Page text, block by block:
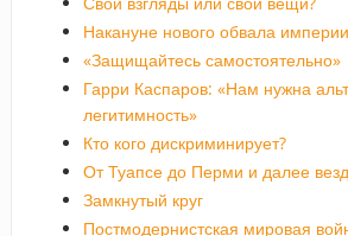
Накануне нового обвала
«Защищайтесь самостоятельно»
Гарри Каспаров: «Нам нужна
легитимность»
Кто кого дискриминирует?
От Туапсе до Перми и далее
Замкнутый круг
Постмодернистская мировая